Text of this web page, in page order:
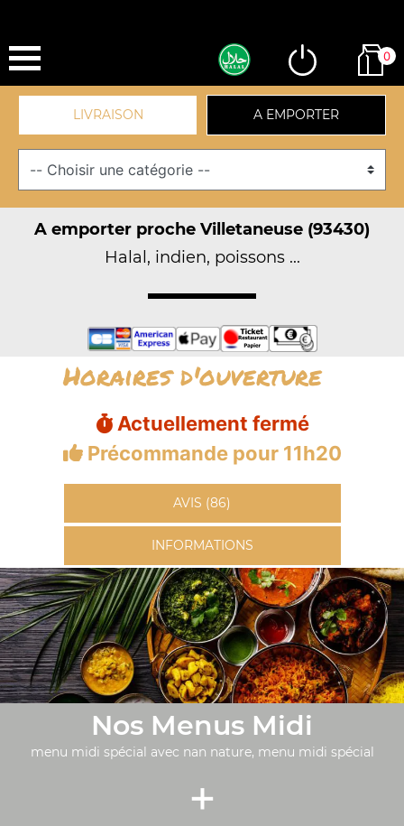
0
LIVRAISON A EMPORTER
A emporter proche Villetaneuse (93430)
Halal, indien, poissons ...
Horaires d'ouverture
Actuellement fermé
Précommande pour 11h20
AVIS (86)
INFORMATIONS
Nos Menus Midi
menu midi spécial avec nan nature, menu midi spécial
+